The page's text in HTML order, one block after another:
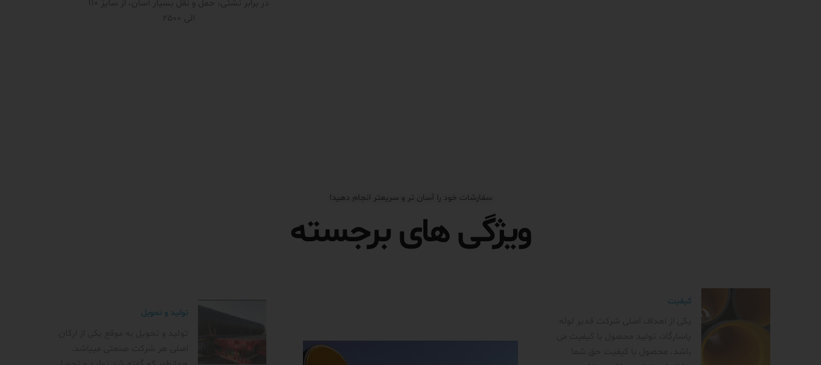
در برابر نشتی، حمل و نقل بسیار آسان، از سایز 110
الی 2500
سفارشات خود را آسان تر و سریعتر انجام دهید!
ویژگی های برجسته
کیفیت
تولید و تحویل